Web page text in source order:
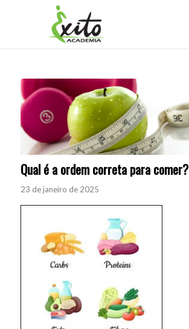
Qual é a ordem correta para comer?
23 de janeiro de 2025